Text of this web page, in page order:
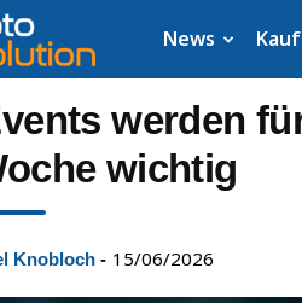
Krypto
Aktuelle
News
werden
wichtig
Knobloch - 15/06/2026